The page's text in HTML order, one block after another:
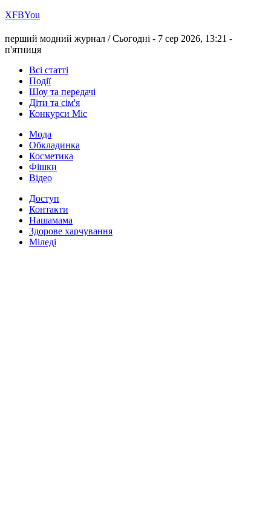
ХFBYou
перший модний журнал /Сьогодні - 7 сер 2026, 13:21 -
п'ятниця
Всі статті
Події
Шоу та передачі
Діти та сім'я
Конкурси Міс
Мода
Обкладинка
Косметика
Фішки
Відео
Доступ
Контакти
Нашамама
Здорове харчування
Міледі